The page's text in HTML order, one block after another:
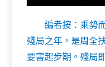
編者按：乘勢
殘局之年，是周全
要害起步期。殘局